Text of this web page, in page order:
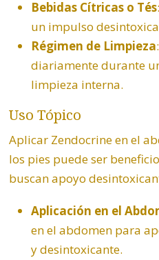
Bebidas Cítricas o Tés
un impulso
Régimen de Limpieza
diariamente durante
limpieza interna.
Uso Tópico
Aplicar Zendocrine en el
los pies puede ser
buscan apoyo
Aplicación en el
en el abdomen para
y desintoxicante.